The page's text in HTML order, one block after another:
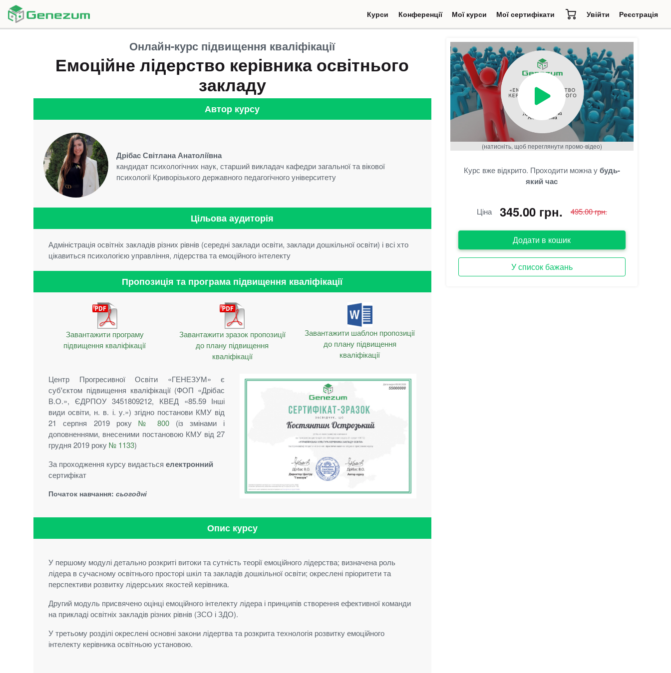
Курси(current)Конференції
(current) Мої курси Мої сертифікати Увійти Реєстрація
Онлайн-курс підвищення кваліфікації
Емоційне лідерство керівника освітнього
закладу
Автор курсу
Дрібас Світлана Анатоліївна
кандидат психологічних наук, старший викладач кафедри загальної та вікової
психології Криворізького державного педагогічного університету
Цільова аудиторія
Адміністрація освітніх закладів різних рівнів (середні заклади освіти, заклади дошкільної освіти) і всі хто
цікавиться психологією управління, лідерства та емоційного інтелекту
Пропозиція та програма підвищення кваліфікації
Завантажити програму
підвищення кваліфікації
Завантажити зразок пропозиції
до плану підвищення
кваліфікації
Завантажити шаблон пропозиції
до плану підвищення
кваліфікації
Центр Прогресивної Освіти «ГЕНЕЗУМ» є
суб'єктом підвищення кваліфікації (ФОП «Дрібас
В.О.», ЄДРПОУ 3451809212, КВЕД «85.59 Інші
види освіти, н. в. і. у.») згідно постанови КМУ від
21 серпня 2019 року№ 800(із змінами і
доповненнями, внесеними постановою КМУ від 27
грудня 2019 року№ 1133)
За проходження курсу видається електронний
сертифікат
Початок навчання: сьогодні
Опис курсу
У першому модулі детально розкриті витоки та сутність теорії емоційного лідерства; визначена роль
лідера в сучасному освітнього просторі шкіл та закладів дошкільної освіти; окреслені пріоритети та
перспективи розвитку лідерських якостей керівника.
Другий модуль присвячено оцінці емоційного інтелекту лідера і принципів створення ефективної команди
на прикладі освітніх закладів різних рівнів (ЗСО і ЗДО).
У третьому розділі окреслені основні закони лідертва та розкрита технологія розвитку емоційного
інтелекту керівника освітньою установою.
(натисніть, щоб переглянути промо-відео)
Курс вже відкрито. Проходити можна убудь-
який час
Ціна 345.00 грн. 495.00 грн.
Додати в кошик
У список бажань